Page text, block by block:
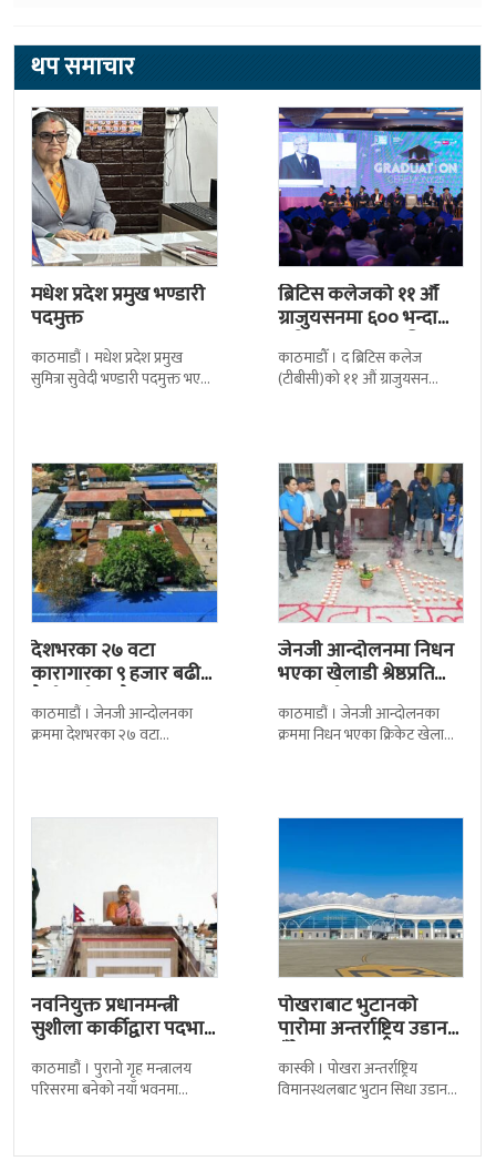
थप समाचार
मधेश प्रदेश प्रमुख भण्डारी
पदमुक्त
काठमाडौं । मधेश प्रदेश प्रमुख
सुमित्रा सुवेदी भण्डारी पदमुक्त भएकी
ब्रिटिस कलेजको ११ औँ
ग्राजुयसनमा ६०० भन्दा
बढी ग्राजुयट सम्मानित
काठमाडौँ । द ब्रिटिस कलेज
(टीबीसी)को ११ औं ग्राजुयसन
देशभरका २७ वटा
कारागारका ९ हजार बढी
कैदीबन्दी अझै फरार
काठमाडौं । जेनजी आन्दोलनका
क्रममा देशभरका २७ वटा
जेनजी आन्दोलनमा निधन
भएका खेलाडी श्रेष्ठप्रति
श्रद्धाञ्जली
काठमाडौं । जेनजी आन्दोलनका
क्रममा निधन भएका क्रिकेट खेलाडी
नवनियुक्त प्रधानमन्त्री
सुशीला कार्कीद्वारा पदभार
काठमाडौं । पुरानो गृह मन्त्रालय
परिसरमा बनेको नयाँ भवनमा
नवनियुक्त
पोखराबाट भुटानको
पारोमा अन्तर्राष्ट्रिय उडान
हुँदै
कास्की । पोखरा अन्तर्राष्ट्रिय
विमानस्थलबाट भुटान सिधा उडान
लागेको हो